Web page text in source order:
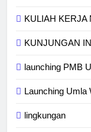
KULIAH KERJA
KUNJUNGAN
launching PMB
Launching Umla
lingkungan